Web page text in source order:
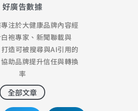
好廣告數據
注於大健康品牌內容經
袍專家、新聞聯載與
造可被搜尋與AI引用的
助品牌提升信任與轉換
率
全部文章